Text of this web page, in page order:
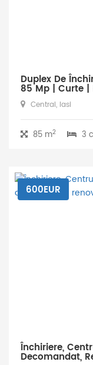
Duplex De
85 Mp | Curte |
Central, Iasi
85 m2 3
Închiriere,
Decomandat,
600EUR